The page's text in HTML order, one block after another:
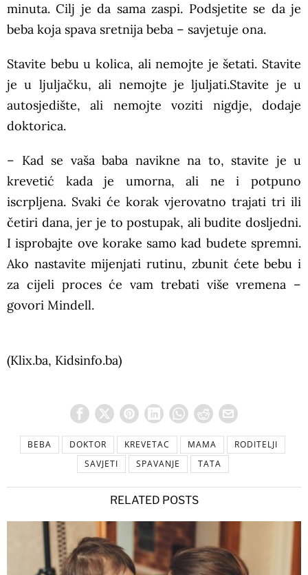
minuta. Cilj je da sama zaspi. Podsjetite se da je
beba koja spava sretnija beba – savjetuje ona.
Stavite bebu u kolica, ali nemojte je šetati. Stavite
je u ljuljačku, ali nemojte je ljuljati.Stavite je u
autosjedište, ali nemojte voziti nigdje, dodaje
doktorica.
– Kad se vaša baba navikne na to, stavite je u
krevetić kada je umorna, ali ne i potpuno
iscrpljena. Svaki će korak vjerovatno trajati tri ili
četiri dana, jer je to postupak, ali budite dosljedni.
I isprobajte ove korake samo kad budete spremni.
Ako nastavite mijenjati rutinu, zbunit ćete bebu i
za cijeli proces će vam trebati više vremena –
govori Mindell.
(Klix.ba, Kidsinfo.ba)
BEBA DOKTOR KREVETAC MAMA
RODITELJI
SAVJETI
SPAVANJE TATA
RELATED POSTS